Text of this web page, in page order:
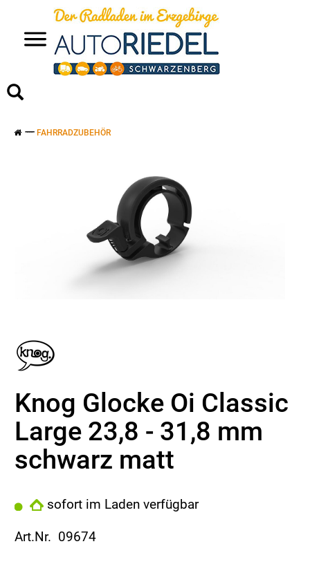
FAHRRADZUBEHÖR
Knog Glocke Oi Classic
Large 23,8 - 31,8 mm
schwarz matt
sofort im Laden verfügbar
Art.Nr. 09674